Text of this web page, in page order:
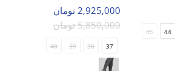
44
45
2,925,000 تومان
5,850,000 تومان
37
38
39
40